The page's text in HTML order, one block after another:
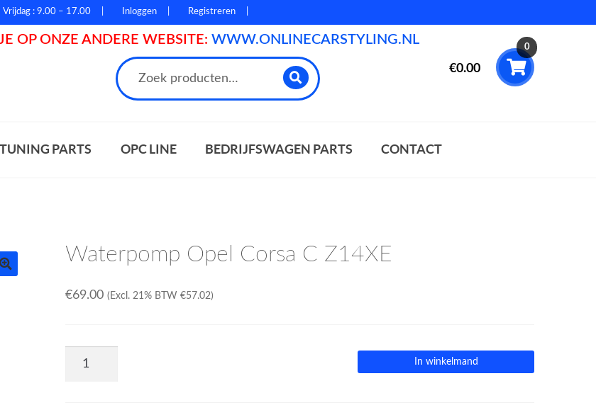
Vrijdag : 9.00 – 17.00 Inloggen Registreren
OP ONZE ANDERE WEBSITE: WWW.ONLINECARSTYLING.NL
€0.00
0
TUNING PARTS OPC LINE BEDRIJFSWAGEN PARTS CONTACT
Waterpomp Opel Corsa C Z14XE
€69.00 (Excl. 21% BTW €57.02)
In winkelmand